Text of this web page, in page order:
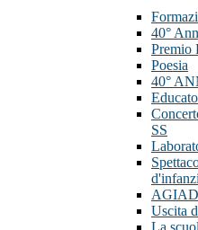
40°
Premio
Poesia
40°
SS
Uscita